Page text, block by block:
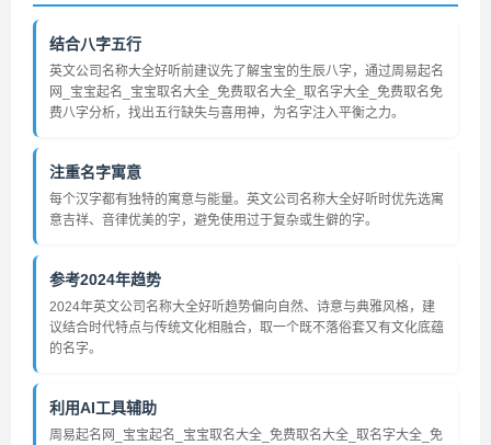
结合八字五行
英文公司名称大全好听前建议先了解宝宝的生辰八字，通过周易起名
网_宝宝起名_宝宝取名大全_免费取名大全_取名字大全_免费取名免
费八字分析，找出五行缺失与喜用神，为名字注入平衡之力。
注重名字寓意
每个汉字都有独特的寓意与能量。英文公司名称大全好听时优先选寓
意吉祥、音律优美的字，避免使用过于复杂或生僻的字。
参考2024年趋势
2024年英文公司名称大全好听趋势偏向自然、诗意与典雅风格，建
议结合时代特点与传统文化相融合，取一个既不落俗套又有文化底蕴
的名字。
利用AI工具辅助
周易起名网_宝宝起名_宝宝取名大全_免费取名大全_取名字大全_免